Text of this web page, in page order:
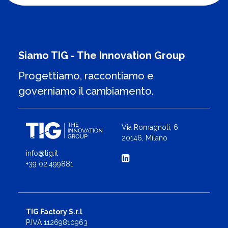
Siamo TIG - The Innovation Group
Progettiamo, raccontiamo e
governiamo il cambiamento.
info@tig.it
+39 02.499881
Via Romagnoli, 6
20146, Milano
TIG Factory S.r.l
P.IVA 11269810963